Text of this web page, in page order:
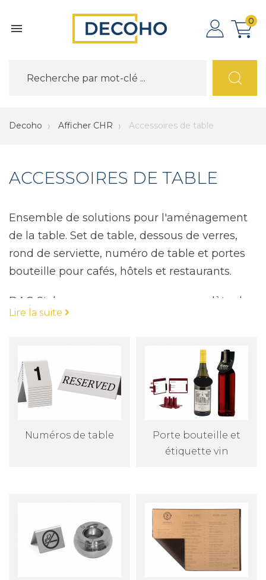

0
Decoho Afficher CHR Accessoires de table
ACCESSOIRES DE TABLE
Ensemble de solutions pour l'aménagement
de la table. Set de table, dessous de verres,
rond de serviette, numéro de table et portes
bouteille pour cafés, hôtels et restaurants.
DAG Style propose une gamme complète de
solutions pour l'aménagement de la table
comprend des sets de table, des dessous de
verres, des ronds de serviette, des numéros de
table et des porte-bouteilles pour une
présentation professionnelle et élégante de
conçus pour être écologiques, durables et
Lire la suite
Numéros de table
Porte bouteille et
étiquette vin